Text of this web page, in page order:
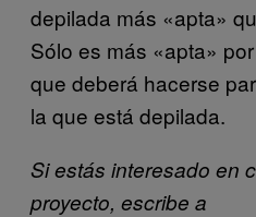
depilada más «apta»
Sólo es más «apta»
que deberá hacerse
la que está depilada.
Si estás interesado en
proyecto, escribe a